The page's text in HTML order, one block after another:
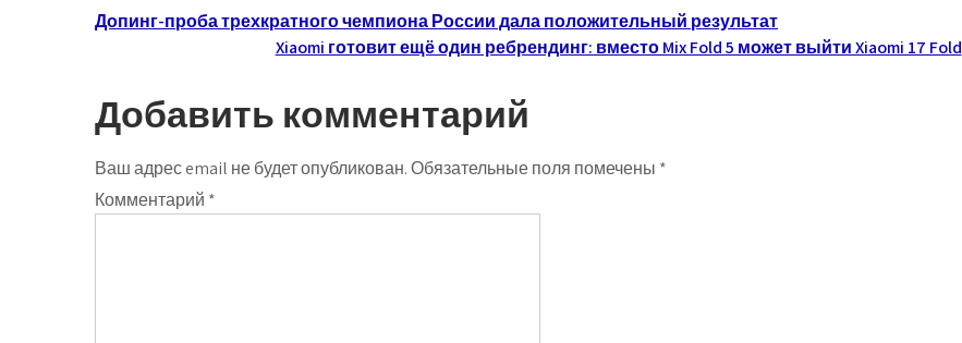
Навигация
записям
Допинг-проба трехкратного чемпиона России дала положительный результат
Xiaomi готовит ещё один ребрендинг: вместо Mix Fold 5 может выйти Xiaomi 17 Fold
Добавить комментарий
Ваш адрес email не будет опубликован.Обязательные поля помечены *
Комментарий *